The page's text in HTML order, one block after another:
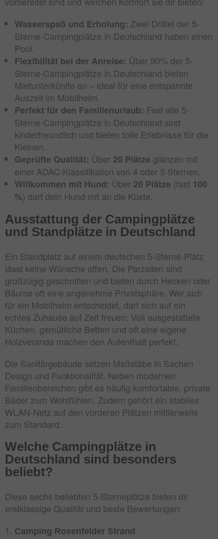
Wasserspaß und Erholung: Zwei Drittel der 5-
Sterne-Campingplätze in Deutschland haben einen
Pool.
Flexibilität bei der Anreise: Über 90% der 5-
Sterne-Campingplätze in Deutschland bieten
Mietunterkünfte an – ideal für eine entspannte
Auszeit im Mobilheim.
Perfekt für den Familienurlaub: Fast alle 5-
Sterne-Campingplätze in Deutschland sind
kinderfreundlich und bieten tolle Erlebnisse für die
Kleinen.
Geprüfte Qualität: Über 20 Plätze glänzen mit
einer ADAC-Klassifikation von 4 oder 5 Sternen.
Willkommen mit Hund: Über 20 Plätze (fast 100
%) darf dein Hund mit an die Küste.
Ausstattung der Campingplätze
und Standplätze in Deutschland
Ein Standplatz auf einem deutschen 5-Sterne-Platz
lässt keine Wünsche offen. Die Parzellen sind
großzügig geschnitten und bieten durch Hecken oder
Bäume oft eine angenehme Privatsphäre. Wer sich
für ein Mobilheim entscheidet, darf sich auf ein
echtes Zuhause auf Zeit freuen: Voll ausgestattete
Küchen, gemütliche Betten und oft eine eigene
Holzveranda machen den Aufenthalt perfekt.
Die Sanitärgebäude setzen Maßstäbe in Sachen
Design und Funktionalität. Neben modernen
Familienbereichen gibt es häufig komfortable, private
Bäder zum Wohlfühlen. Zudem gehört ein stabiles
WLAN-Netz auf den vorderen Plätzen mittlerweile
zum Standard.
Welche Campingplätze in
Deutschland sind besonders
beliebt?
Diese sechs beliebten 5-Sterneplätze bieten dir
erstklassige Qualität und beste Bewertungen:
Camping Rosenfelder Strand